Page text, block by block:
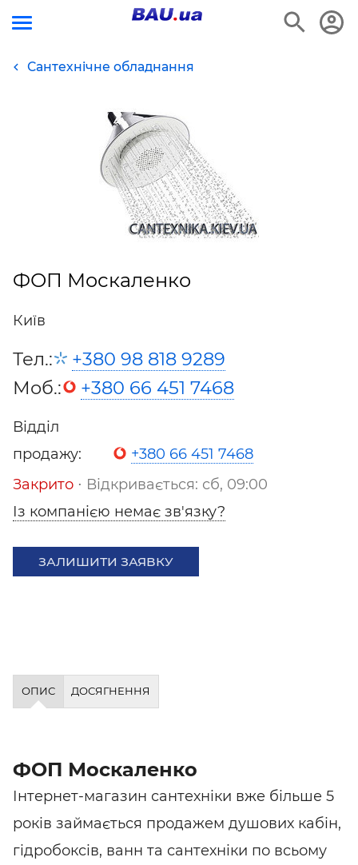
Сантехнічне обладнання
ФОП Москаленко
Київ
Тел.:
+380 98 818 9289
Моб.:
+380 66 451 7468
Відділ
продажу:
+380 66 451 7468
Закрито ⋅ Відкривається: сб, 09:00
Із компанією немає зв'язку?
ЗАЛИШИТИ ЗАЯВКУ
ОПИС ДОСЯГНЕННЯ
ФОП Москаленко
Інтернет-магазин сантехніки вже більше 5
років займається продажем душових кабін,
гідробоксів, ванн та сантехніки по всьому